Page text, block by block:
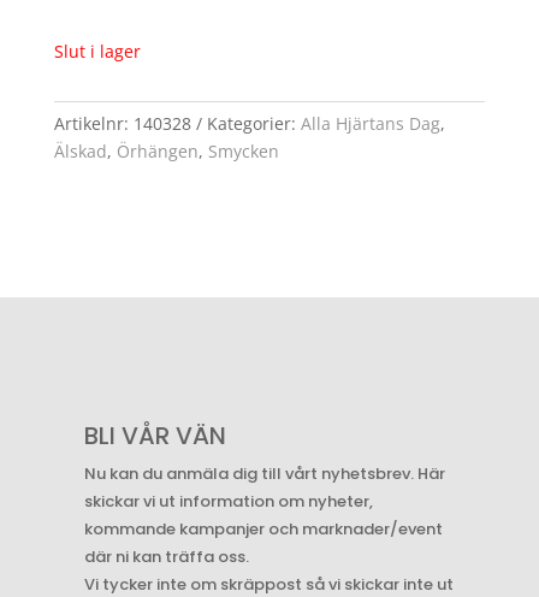
Slut i lager
Artikelnr: 140328 Kategorier: Alla Hjärtans Dag,
Älskad, Örhängen, Smycken
BLI VÅR VÄN
Nu kan du anmäla dig till vårt nyhetsbrev. Här
skickar vi ut information om nyheter,
kommande kampanjer och marknader/event
där ni kan träffa oss.
Vi tycker inte om skräppost så vi skickar inte ut